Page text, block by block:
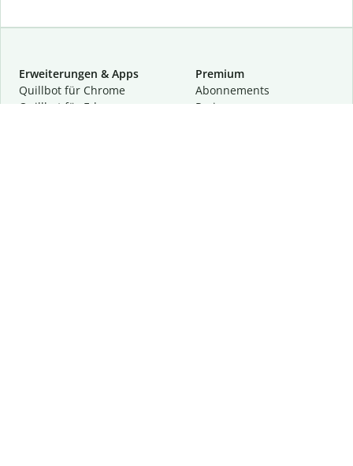
Erweiterungen & Apps
Quillbot für Chrome
Quillbot für Edge
Premium
Abon­ne­ments
Preise